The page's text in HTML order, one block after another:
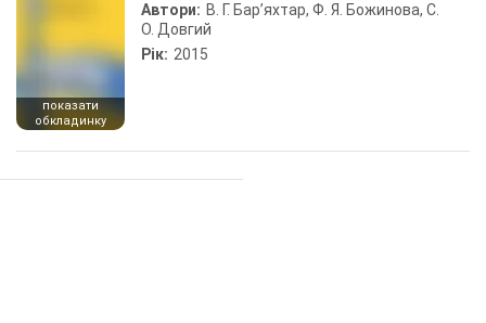
показати
обкладинку
Автори: В. Г. Бар’яхтар, Ф. Я. Божинова, С.
О. Довгий
Рік: 2015